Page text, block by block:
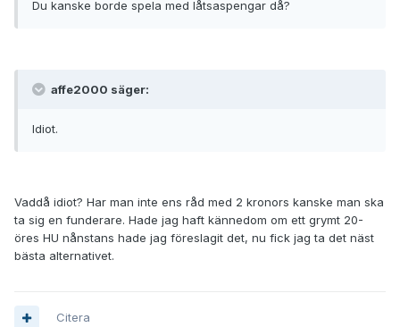
Du kanske borde spela med låtsaspengar då?
affe2000 säger:
Idiot.
Vaddå idiot? Har man inte ens råd med 2 kronors kanske man ska
ta sig en funderare. Hade jag haft kännedom om ett grymt 20-
öres HU nånstans hade jag föreslagit det, nu fick jag ta det näst
bästa alternativet.
Citera